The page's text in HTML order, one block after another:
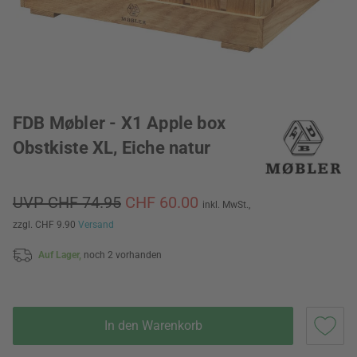
FDB Møbler - X1 Apple box
Obstkiste XL, Eiche natur
UVP CHF 74.95 CHF 60.00 inkl. MwSt.,
zzgl. CHF 9.90 Versand
Auf Lager, noch 2 vorhanden
In den Warenkorb